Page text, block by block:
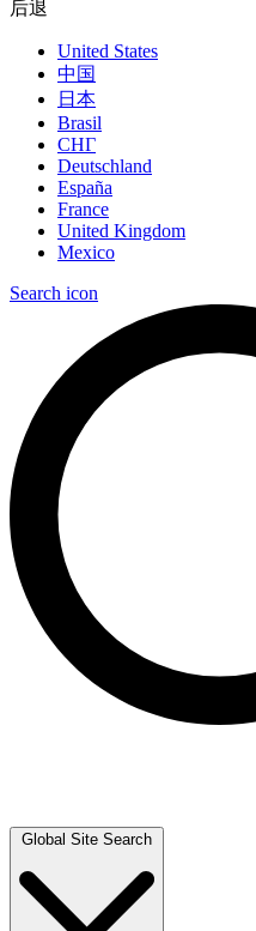
后退
United States
中国
日本
Brasil
СНГ
Deutschland
España
France
United Kingdom
Mexico
Search icon
Global Site Search